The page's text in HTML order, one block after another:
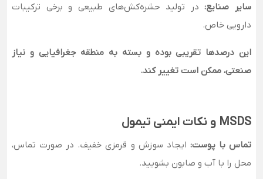
سایر صنایع:در تولید حشره‌کش‌های طبیعی و برخی ترکیبات
دارویی خاص.
این درصدها تقریبی بوده و بسته به منطقه جغرافیایی و نیاز
صنعتی، ممکن است تغییر کند.
MSDS و نکات ایمنی تیمول
تماس با پوست: ایجاد سوزش و قرمزی خفیف. در صورت تماس،
محل را با آب و صابون بشویید.